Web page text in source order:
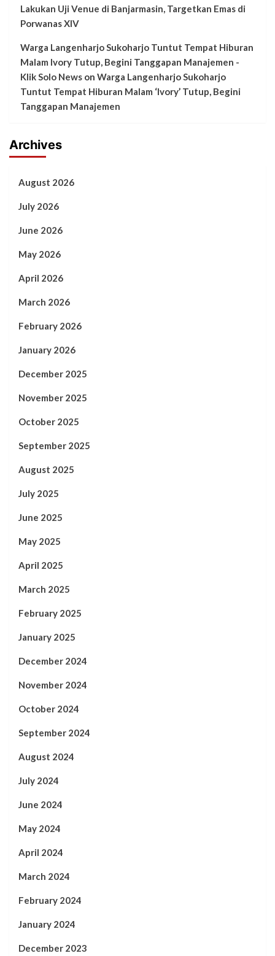
Lakukan Uji Venue di Banjarmasin, Targetkan Emas di
Porwanas XIV
Warga Langenharjo Sukoharjo Tuntut Tempat Hiburan
Malam Ivory Tutup, Begini Tanggapan Manajemen -
Klik Solo News on Warga Langenharjo Sukoharjo
Tuntut Tempat Hiburan Malam ‘Ivory’ Tutup, Begini
Tanggapan Manajemen
Archives
August 2026
July 2026
June 2026
May 2026
April 2026
March 2026
February 2026
January 2026
December 2025
November 2025
October 2025
September 2025
August 2025
July 2025
June 2025
May 2025
April 2025
March 2025
February 2025
January 2025
December 2024
November 2024
October 2024
September 2024
August 2024
July 2024
June 2024
May 2024
April 2024
March 2024
February 2024
January 2024
December 2023